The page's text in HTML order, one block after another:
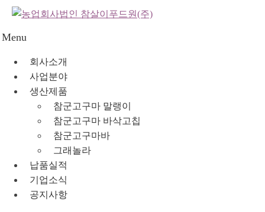
Menu
회사소개
사업분야
생산제품
참군고구마 말랭이
참군고구마 바삭고칩
참군고구마바
그래놀라
납품실적
기업소식
공지사항